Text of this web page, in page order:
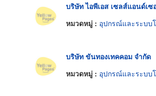
บริษัท ไอพีเอส เซลส์แอนด์เซ
หมวดหมู่ : อุปกรณ์และระบบโท
บริษัท ขันทองเทคคอม จำกัด
หมวดหมู่ : อุปกรณ์และระบบโท